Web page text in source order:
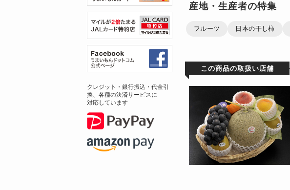
産地・生産者の特集
フルーツ 日本の干し柿
この商品の取扱い店舗
クレジット・銀行振込・代金引
換、各種の決済サービスに
対応しています